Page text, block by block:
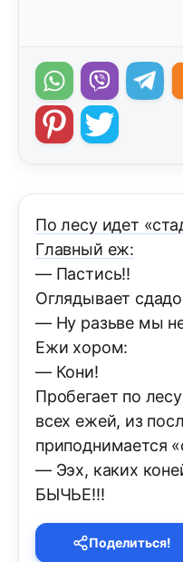
По лесу идет
Главный еж:
— Пастись!!
Оглядывает
— Ну разьве мы
Ежи хором:
— Кони!
Пробегает по
всех ежей, из
приподнимается
— Ээх, каких
БЫЧЬЕ!!!
Поделиться!